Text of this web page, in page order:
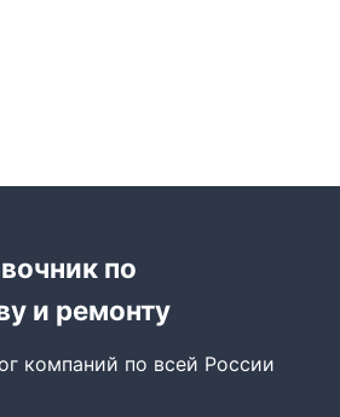
по
и ремонту
компаний по всей России